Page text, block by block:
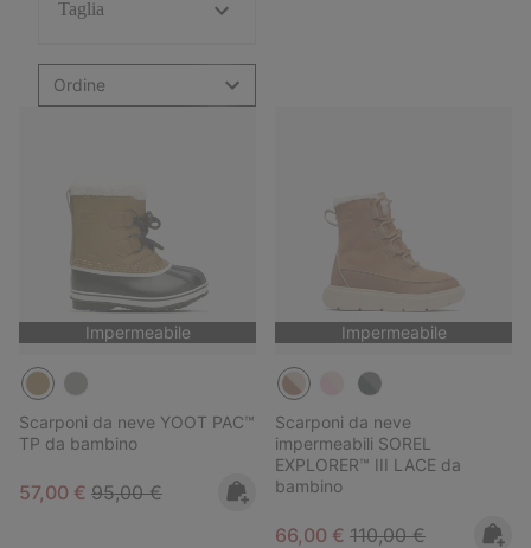
Taglia
Ordine
Impermeabile
Scarponi da neve YOOT PAC™
TP da bambino
Sale price:
57,00 € Regular price:
95,00 €
Impermeabile
Scarponi da neve
impermeabili SOREL
EXPLORER™ III LACE da
bambino
Sale price:
66,00 € Regular price:
110,00 €